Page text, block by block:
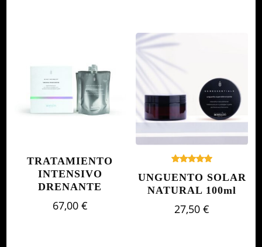
TRATAMIENTO
INTENSIVO
DRENANTE
67,00 €
UNGUENTO SOLAR
NATURAL 100ml
con
de 5
27,50€